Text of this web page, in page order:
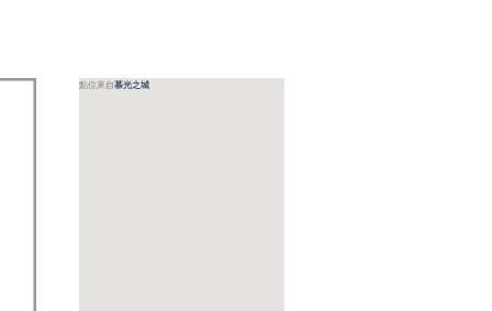
點位來自慕光之城